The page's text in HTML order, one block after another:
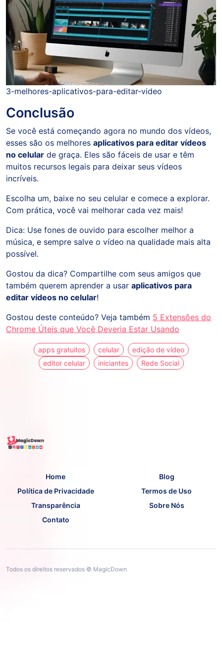
3-melhores-aplicativos-para-editar-video
Conclusão
Se você está começando agora no mundo dos vídeos,
esses são os melhores aplicativos para editar vídeos
no celular de graça. Eles são fáceis de usar e têm
muitos recursos legais para deixar seus vídeos
incríveis.
Escolha um, baixe no seu celular e comece a explorar.
Com prática, você vai melhorar cada vez mais!
Dica: Use fones de ouvido para escolher melhor a
música, e sempre salve o vídeo na qualidade mais alta
possível.
Gostou da dica? Compartilhe com seus amigos que
também querem aprender a usar aplicativos para
editar vídeos no celular!
Gostou deste conteúdo? Veja também 5 Extensões do
Chrome Úteis que Você Deveria Estar Usando
apps gratuitos celular
edição de vídeo
editor celular
iniciantes Rede Social
Home
Blog
Política de Privacidade
Termos de Uso
Transparência
Sobre Nós
Contato
Todos os direitos reservados © MagicDown